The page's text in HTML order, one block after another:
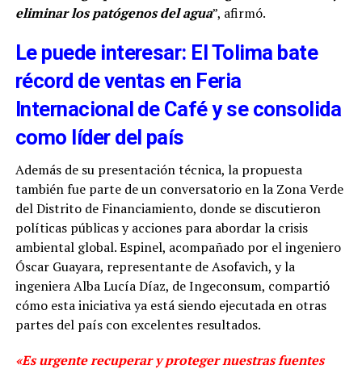
eliminar los patógenos del agua”, afirmó.
Le puede interesar: El Tolima bate
récord de ventas en Feria
Internacional de Café y se consolida
como líder del país
Además de su presentación técnica, la propuesta
también fue parte de un conversatorio en la Zona Verde
del Distrito de Financiamiento, donde se discutieron
políticas públicas y acciones para abordar la crisis
ambiental global. Espinel, acompañado por el ingeniero
Óscar Guayara, representante de Asofavich, y la
ingeniera Alba Lucía Díaz, de Ingeconsum, compartió
cómo esta iniciativa ya está siendo ejecutada en otras
partes del país con excelentes resultados.
«Es urgente recuperar y proteger nuestras fuentes